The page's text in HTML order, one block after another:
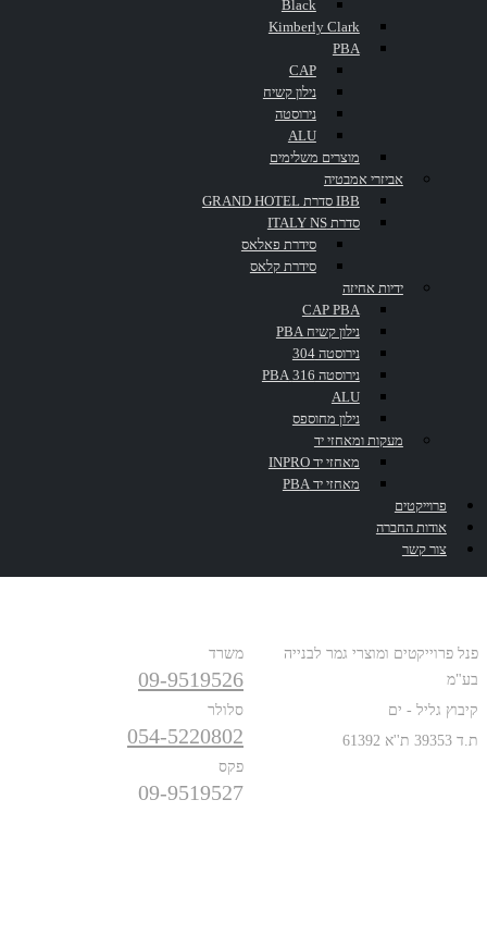
Black
Kimberly Clark
PBA
CAP
נילון קשיח
נירוסטה
ALU
מוצרים משלימים
אביזרי אמבטיה
IBB סדרת GRAND HOTEL
סדרת ITALY NS
סידרת פאלאס
סידרת קלאס
ידיות אחיזה
CAP PBA
נילון קשיח PBA
נירוסטה 304
נירוסטה 316 PBA
ALU
נילון מחוספס
מעקות ומאחזי יד
מאחזי יד INPRO
מאחזי יד PBA
פרוייקטים
אודות החברה
צור קשר
שתף
לינקדאין גוגל +
פרטי פרוייקט
לקוח:
מרכזי יום
חיפוי קירות
למדרגות
מיקום:
אשדוד
פנל פרוייקטים ומוצרי גמר לבנייה
בע"מ
קיבוץ גליל - ים
ת.ד 39353 ת''א 61392
משרד
09-9519526
סלולר
054-5220802
פקס
09-9519527